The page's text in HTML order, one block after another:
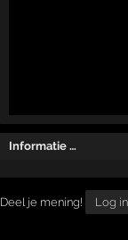
Informatie …
Deel je mening! Log in